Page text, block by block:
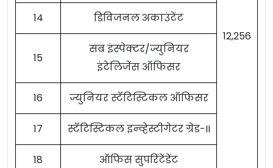
12,256
14 डिविजनल अकाउंटेंट
15
सब इंस्पेक्टर/ज्युनियर
इंटेलिजेंस ऑफिसर
16 ज्युनियर स्टॅटिस्टिकल ऑफिसर
17 स्टॅटिस्टिकल इन्व्हेस्टीगेटर ग्रेड-II
18 ऑफिस सुपरिंटेंडेंट